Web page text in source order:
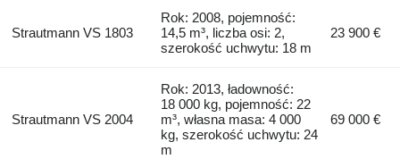
Strautmann VS 1803
Rok: 2008, pojemność:
14,5 m³, liczba osi: 2,
szerokość uchwytu: 18 m
23 900 €
Strautmann VS 2004
Rok: 2013, ładowność:
18 000 kg, pojemność: 22
m³, własna masa: 4 000
kg, szerokość uchwytu: 24
m
69 000 €